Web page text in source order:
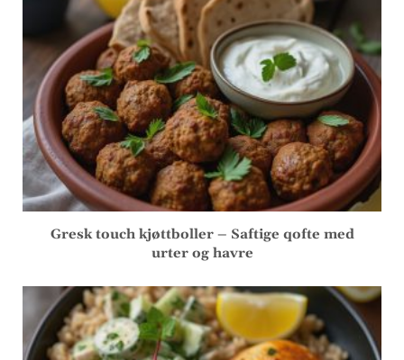
Gresk touch kjøttboller – Saftige qofte med
urter og havre